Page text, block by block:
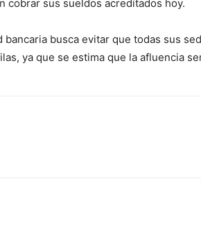
cobrar sus sueldos acreditados hoy.
bancaria busca evitar que todas sus
ya que se estima que la afluencia